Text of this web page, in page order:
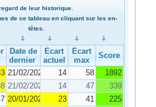
de leur historique.
de ce tableau en cliquant sur les en-
têtes.
de
Date de
dernier tirage
Écart
actuel
Écart
max
Score
21/02/2023 14 58
1892
21/02/2023 14 47
339
20/01/2023 23 41
225